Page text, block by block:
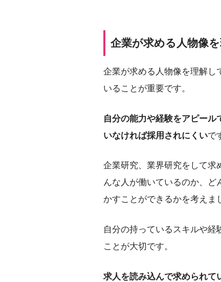
企業が求める人物像
企業が求める人物像を理解し
いることが重要です。
自分の能力や経験をアピー
いなければ採用されにくいで
企業研究、業界研究をして求
んな人が働いているのか、ど
かすことができるかを考えま
自分の持っているスキルや経
ことが大切です。
求人を読み込んで求められて